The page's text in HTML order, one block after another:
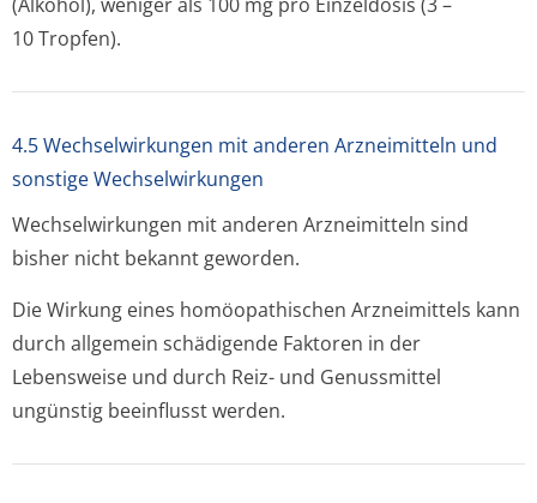
10 Tropfen).
4.5 Wechselwirkungen mit anderen Arzneimitteln und
sonstige Wechselwirkungen
Wechselwirkungen mit anderen Arzneimitteln sind
bisher nicht bekannt geworden.
Die Wirkung eines homöopathischen Arzneimittels kann
durch allgemein schädigende Faktoren in der
Lebensweise und durch Reiz- und Genussmittel
ungünstig beeinflusst werden.